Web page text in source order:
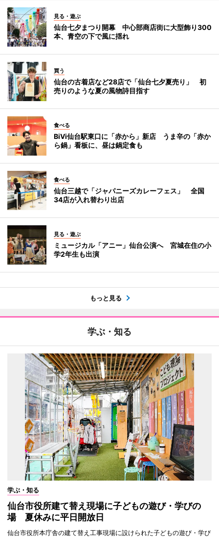
見る・遊ぶ
仙台七夕まつり開幕 中心部商店街に大型飾り300
本、青空の下で風に揺れ
買う
仙台の古着店など28店で「仙台七夕夏売り」 初
売りのような夏の風物詩目指す
食べる
BiVi仙台駅東口に「赤から」新店 うま辛の「赤か
ら鍋」看板に、昼は鍋定食も
食べる
仙台三越で「ジャパニーズカレーフェス」 全国
34店が入れ替わり出店
見る・遊ぶ
ミュージカル「アニー」仙台公演へ 宮城在住の小
学2年生も出演
もっと見る
学ぶ・知る
学ぶ・知る
仙台市役所建て替え現場に子どもの遊び・学びの
場 夏休みに平日開放日
仙台市役所本庁舎の建て替え工事現場に設けられた子どもの遊び・学び